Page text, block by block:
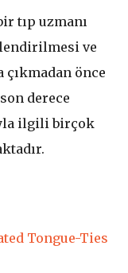
tıp uzmanı
ve
önce
derece
ilgili birçok
Tongue-Ties